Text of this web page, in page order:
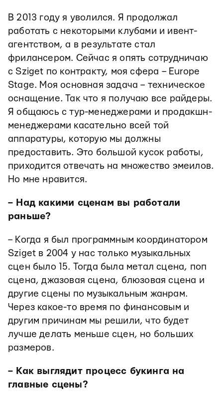
В 2013 году я уволился. Я продолжал
работать с некоторыми клубами и ивент-
агентством, а в результате стал
фрилансером. Сейчас я опять сотрудничаю
с Sziget по контракту, моя сфера – Europe
Stage. Моя основная задача – техническое
оснащение. Так что я получаю все райдеры.
Я общаюсь с тур-менеджерами и продакшн-
менеджерами касательно всей той
аппаратуры, которую мы должны
предоставить. Это большой кусок работы,
приходится отвечать на множество эмеилов.
Но мне нравится.
– Над какими сценам вы работали
раньше?
– Когда я был программным координатором
Sziget в 2004 у нас только музыкальных
сцен было 15. Тогда была метал сцена, поп
сцена, джазовая сцена, блюзовая сцена и
другие сцены по музыкальным жанрам.
Через какое-то время по финансовым и
другим причинам мы решили, что будет
лучше делать меньше сцен, но больших
размеров.
– Как выглядит процесс букинга на
главные сцены?